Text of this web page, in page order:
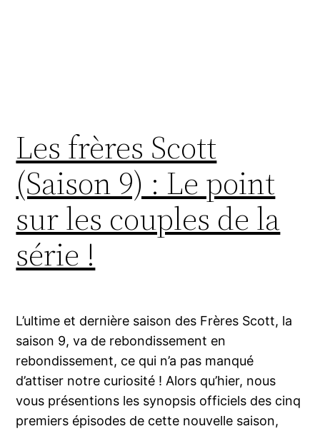
Les frères Scott
(Saison 9) : Le point
sur les couples de la
série !
L’ultime et dernière saison des Frères Scott, la
saison 9, va de rebondissement en
rebondissement, ce qui n’a pas manqué
d’attiser notre curiosité ! Alors qu’hier, nous
vous présentions les synopsis officiels des cinq
premiers épisodes de cette nouvelle saison,